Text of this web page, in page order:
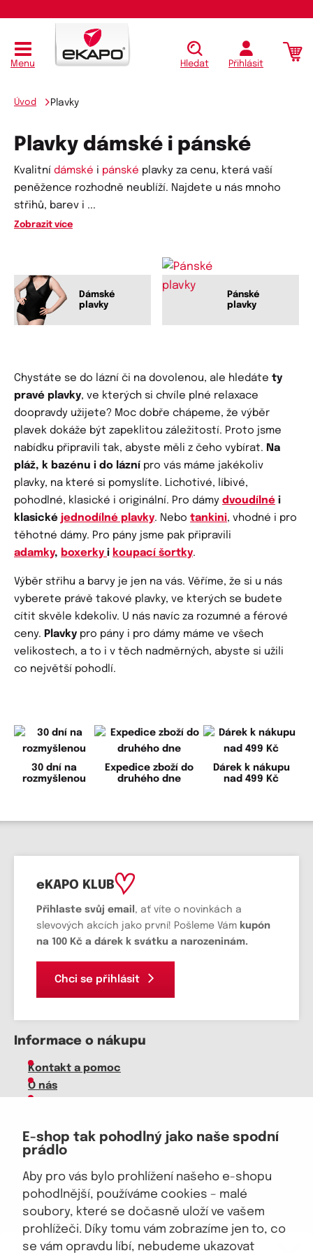
E-shop tak pohodlný jako naše spodní
prádlo
Aby pro vás bylo prohlížení našeho e-shopu
pohodlnější, používáme cookies – malé
soubory, které se dočasně uloží ve vašem
prohlížeči. Díky tomu vám zobrazíme jen to, co
se vám opravdu líbí, nebudeme ukazovat
Menu Hledat Přihlásit
Úvod Plavky
Plavky dámské i pánské
Kvalitní dámské i pánské plavky za cenu, která vaší
peněžence rozhodně neublíží. Najdete u nás mnoho
střihů, barev i ...
Zobrazit více
Dámské
plavky
Pánské
plavky
Chystáte se do lázní či na dovolenou, ale hledáte ty
pravé plavky, ve kterých si chvíle plné relaxace
doopravdy užijete? Moc dobře chápeme, že výběr
plavek dokáže být zapeklitou záležitostí. Proto jsme
nabídku připravili tak, abyste měli z čeho vybírat. Na
pláž, k bazénu i do lázní pro vás máme jakékoliv
plavky, na které si pomyslíte. Lichotivé, líbivé,
pohodlné, klasické i originální. Pro dámy dvoudílné i
klasické jednodílné plavky. Nebo tankini, vhodné i pro
těhotné dámy. Pro pány jsme pak připravili
adamky, boxerky i koupací šortky.
Výběr střihu a barvy je jen na vás. Věříme, že si u nás
vyberete právě takové plavky, ve kterých se budete
cítit skvěle kdekoliv. U nás navíc za rozumné a férové
ceny. Plavky pro pány i pro dámy máme ve všech
velikostech, a to i v těch nadměrných, abyste si užili
co největší pohodlí.
30 dní na
rozmyšlenou
Expedice zboží do
druhého dne
Dárek k nákupu
nad 499 Kč
eKAPO KLUB
Přihlaste svůj email , ať víte o novinkách a
slevových akcích jako první! Pošleme Vám kupón
na 100 Kč a dárek k svátku a narozeninám.
Chci se přihlásit
Informace o nákupu
Kontakt a pomoc
O nás
Velkoobchod
Vrácení zboží, reklamace
Obchodní podmínky
Průvodce spokojené ženy
Staňte se naším fanouškem
eKAPO KLUB